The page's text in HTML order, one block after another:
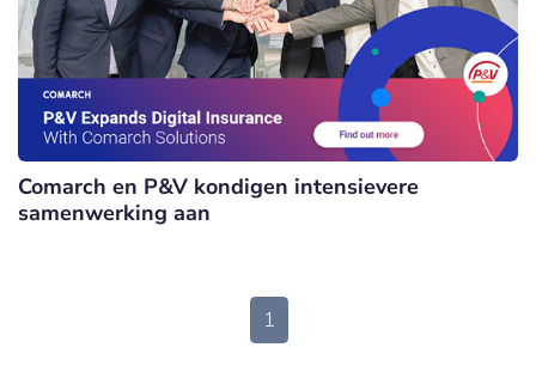
Comarch en P&V kondigen intensievere
samenwerking aan
1